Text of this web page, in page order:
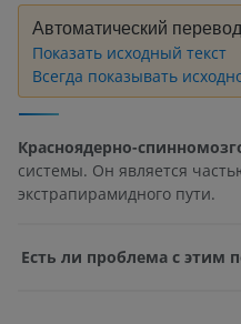
Автоматический перевод
Показать исходный текст
Всегда показывать
Красноядерно-
системы. Он является
экстрапирамидного пути.
Есть ли проблема с этим